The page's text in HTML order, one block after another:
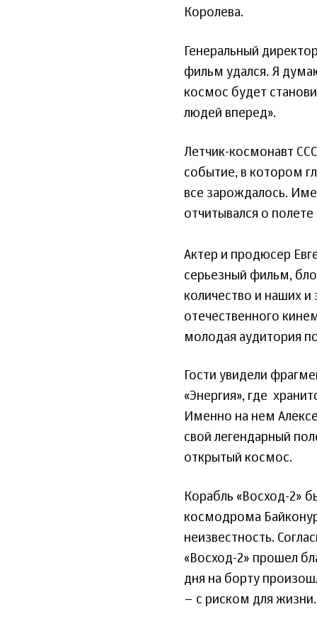
Королева.
Генеральный
фильм удался. Я
космос будет
людей вперед».
Летчик-космонавт
событие, в котором
все зарождалось.
отчитывался о
Актер и продюсер
серьезный фильм,
количество и наших
отечественного
молодая аудитория
Гости увидели
«Энергия», где
Именно на нем
свой легендарный
открытый космос.
Корабль «Восход-2»
космодрома
неизвестность.
«Восход-2» прошел
дня на борту
– с риском для жизни.